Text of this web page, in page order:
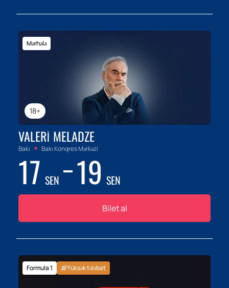
18+
Mərhələ
VALERI MELADZE
Bakı Bakı Konqres Mərkəzi
17 SEN 19 SEN
Bilet al
Formula 1 Yüksək tələbat